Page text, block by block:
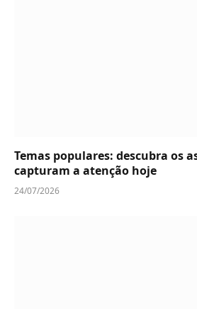
Temas populares: descubra os
capturam a atenção hoje
24/07/2026